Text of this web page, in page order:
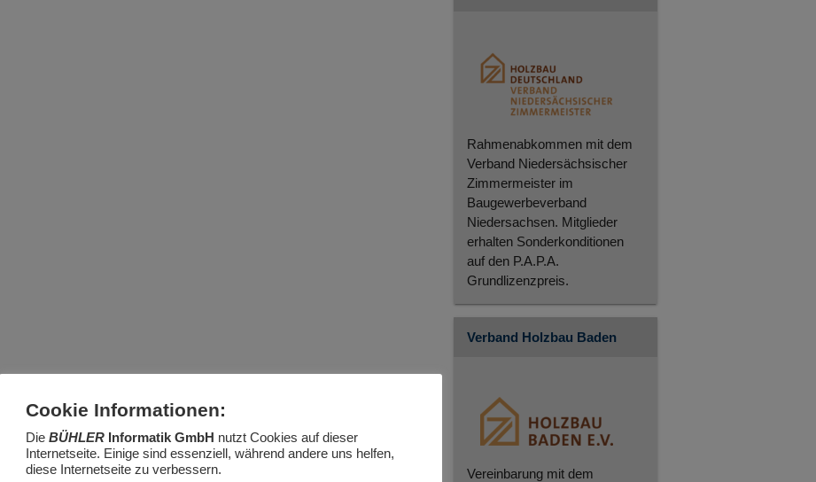
Rahmenabkommen mit dem
Verband Niedersächsischer
Zimmermeister im
Baugewerbeverband
Niedersachsen. Mitglieder
erhalten Sonderkonditionen
auf den P.A.P.A.
Grundlizenzpreis.
Verband Holzbau Baden
Vereinbarung mit dem
Cookie Informationen:
Die BÜHLER Informatik GmbH nutzt Cookies auf dieser
Internetseite. Einige sind essenziell, während andere uns helfen,
diese Internetseite zu verbessern.